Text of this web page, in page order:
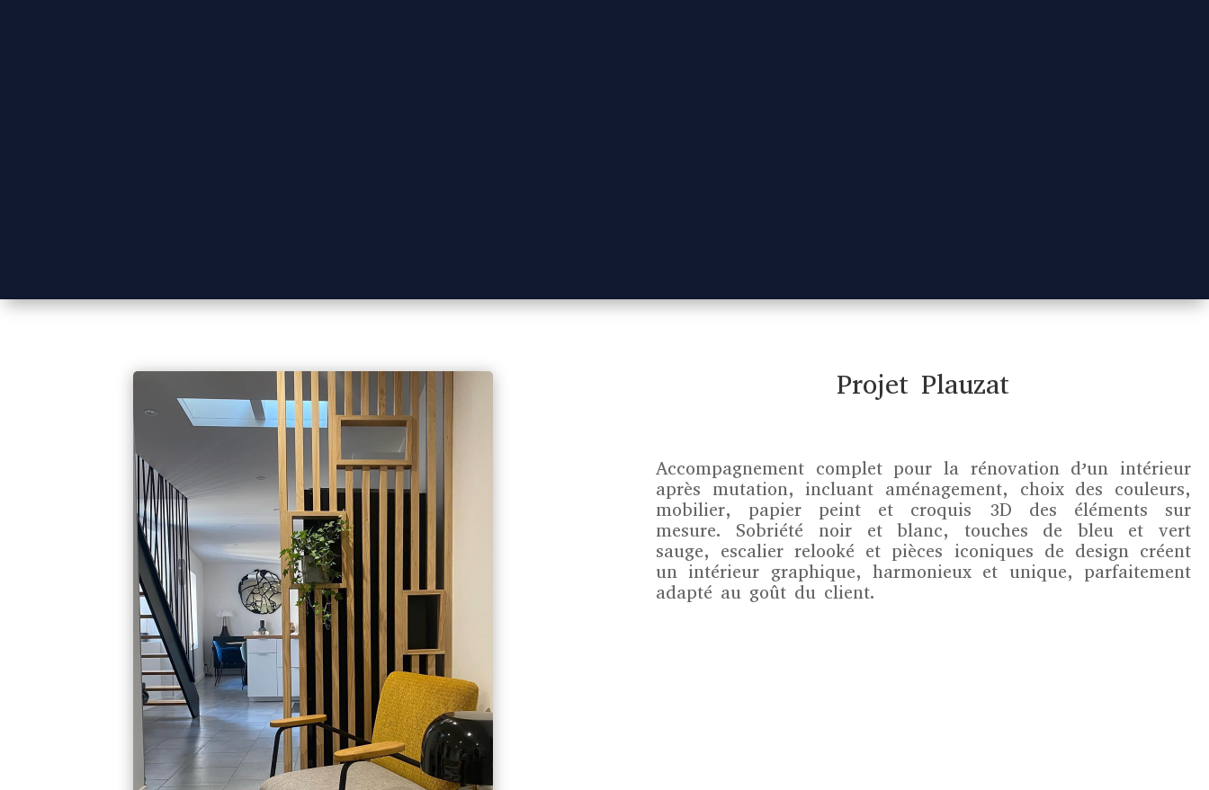
Projet Plauzat
Accompagnement complet pour la rénovation d’un intérieur
après mutation, incluant aménagement, choix des couleurs,
mobilier, papier peint et croquis 3D des éléments sur
mesure. Sobriété noir et blanc, touches de bleu et vert
sauge, escalier relooké et pièces iconiques de design créent
un intérieur graphique, harmonieux et unique, parfaitement
adapté au goût du client.